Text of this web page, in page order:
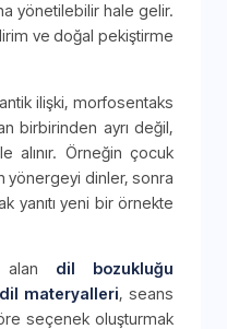
yönetilebilir hale gelir.
ve doğal pekiştirme
ilişki, morfosentaks
birbirinden ayrı değil,
alınır. Örneğin çocuk
yönergeyi dinler, sonra
yanıtı yeni bir örnekte
alan dil bozukluğu
materyalleri, seans
seçenek oluşturmak